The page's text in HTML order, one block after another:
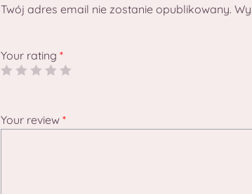
Twój adres email nie zostanie opublikowany.
Your rating *
Your review *